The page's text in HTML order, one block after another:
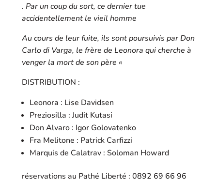
. Par un coup du sort, ce dernier tue
accidentellement le vieil homme
Au cours de leur fuite, ils sont poursuivis par Don
Carlo di Varga, le frère de Leonora qui cherche à
venger la mort de son père «
DISTRIBUTION :
Leonora : Lise Davidsen
Preziosilla : Judit Kutasi
Don Alvaro : Igor Golovatenko
Fra Melitone : Patrick Carfizzi
Marquis de Calatrav : Soloman Howard
réservations au Pathé Liberté : 0892 69 66 96